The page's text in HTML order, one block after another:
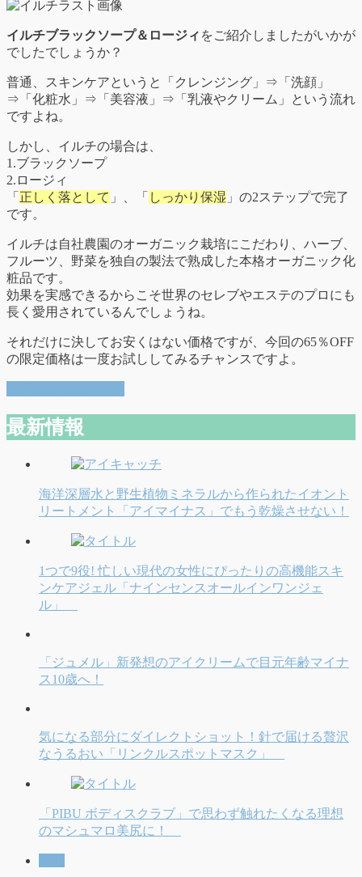
イルチブラックソープ＆ロージィ をご紹介しましたがいかが
でしたでしょうか？
普通、スキンケアというと「クレンジング」⇒「洗顔」
⇒「化粧水」⇒「美容液」⇒「乳液やクリーム」という流れ
ですよね。
しかし、イルチの場合は、
1.ブラックソープ
2.ロージィ
「 正しく落として 」、「 しっかり保湿 」の2ステップで完了
です。
イルチは自社農園のオーガニック栽培にこだわり、ハーブ、
フルーツ、野菜を独自の製法で熟成した本格オーガニック化
粧品です。
効果を実感できるからこそ世界のセレブやエステのプロにも
長く愛用されているんでしょうね。
それだけに決してお安くはない価格ですが、今回の65％OFF
の限定価格は一度お試ししてみるチャンスですよ。
最新情報
海洋深層水と野生植物ミネラルから作られたイオント
リートメント「アイマイナス」でもう乾燥させない！
1つで9役! 忙しい現代の女性にぴったりの高機能スキ
ンケアジェル「ナインセンスオールインワンジェ
ル」
「ジュメル」新発想のアイクリームで目元年齢マイナ
ス10歳へ！
気になる部分にダイレクトショット！針で届ける贅沢
なうるおい「リンクルスポットマスク」
「PIBU ボディスクラブ」で思わず触れたくなる理想
のマシュマロ美尻に！